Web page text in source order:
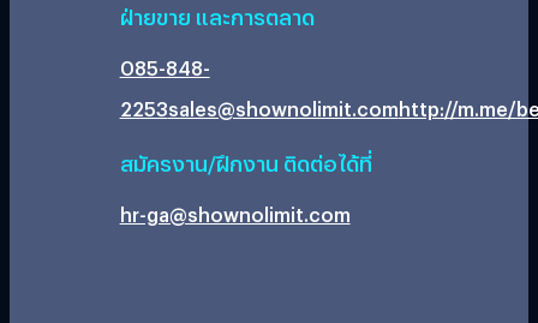
ฝ่ายขาย และการตลาด
085-848-
2253sales@shownolimit.comhttp://m.me/
สมัครงาน/ฝึกงาน ติดต่อได้ที่
hr-ga@shownolimit.com